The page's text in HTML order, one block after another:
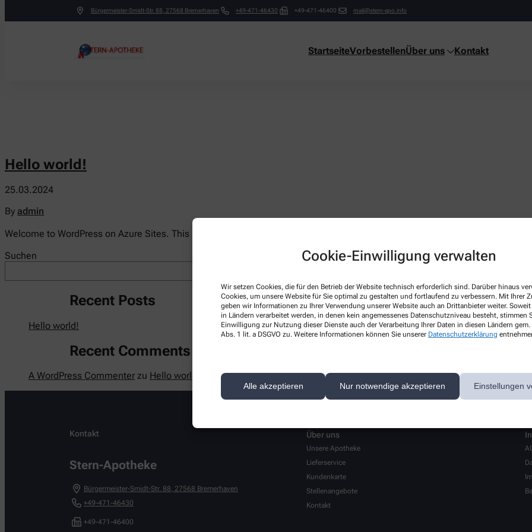
Cookie-Einwilligung verwalten
Wir setzen Cookies, die für den Betrieb der Website technisch erforderlich sind. Darüber hinaus
Cookies, um unsere Website für Sie optimal zu gestalten und fortlaufend zu verbessern. Mit Ihrer
geben wir Informationen zu Ihrer Verwendung unserer Website auch an Drittanbieter weiter. Soweit
in Ländern verarbeitet werden, in denen kein angemessenes Datenschutzniveau besteht, stimmen
Einwilligung zur Nutzung dieser Dienste auch der Verarbeitung Ihrer Daten in diesen Ländern
Abs. 1 lit. a DSGVO zu. Weitere Informationen können Sie unserer Datenschutzerklärung
Alle akzeptieren Nur notwendige akzeptieren Einstellungen
Bürgermeister-Smidt-Str. 88 27568 Bremerhaven +49-471-46430 +49-471-46400 mail@stern-apo.info
StartseiteVorbestellenÜber uns Kontakt
Hello world!
25.03.2024
By admin
Welcome to WordPress on Azure Sites. This is your first post. Edit or delete it, then start writing!
Suchen
Recent Posts
Hello world!
Recent Comments
A WordPress Commenter zu Hello world!
Kontakt
Stern-Apotheke
Bürgermeister-Smidt-Str. 88 27568 Bremerhaven
+49-471-46430
+49-471-46400
Über uns
Unsere Apotheke
Lieferservice
Kundenkarte
Stellenangebote
Kontakt